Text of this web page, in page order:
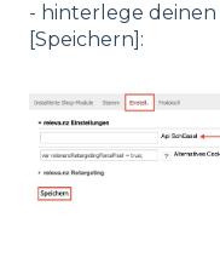
- hinterlege deinen
[Speichern]: